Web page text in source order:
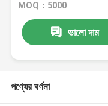
MOQ：5000
ভালো দাম
পণ্যের বর্ণনা